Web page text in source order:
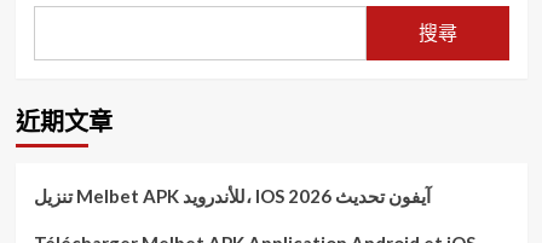
搜尋
近期文章
تنزيل Melbet APK للأندرويد، IOS آيفون تحديث 2026